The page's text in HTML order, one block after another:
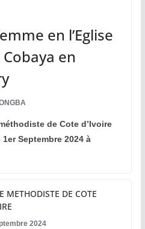
en l’Eglise
en
de Cote d’Ivoire
Septembre 2024 à
METHODISTE DE COTE
2024